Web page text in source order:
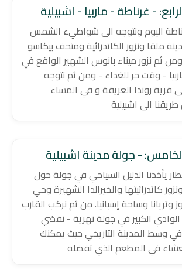
- غرناطة - ماربيا - اشبيلية
اليوم ونتوجه الى شواطيء الشمس
ملقا ونزور الكاتدرائية ومتحف بيكاسو
ثم نزور ميناء بانوس الشهير الواقع في
- وقت حر للغداء - ومن ثم نتوجه
قرية روندا العريقة و في المساء
الى اشبيلية
- جولة مدينة اشبيلية
يأخذنا الدليل السياحي في جولة حول
كاتدرائيتها والخيرالدا الشهيرة وحي
وتريانا وساحة إسبانيا. من ثم نركب القارب
الكبير في جولة نهرية - نقضي
وسط المدينة التاريخي حيث يمكنك
في المطعم الذي تفضله